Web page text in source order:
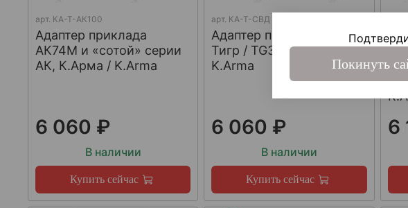
арт. КА-Т-АК100
Адаптер приклада
АК74М и «сотой» серии
АК, К.Арма / K.Arma
6 060 ₽
В наличии
Купить сейчас
арт. КА-Т-СВД
Адаптер приклада СВД /
Тигр / TG3, К.Арма /
K.Arma
6 060 ₽
В наличии
Купить сейчас
и
6
Покинуть